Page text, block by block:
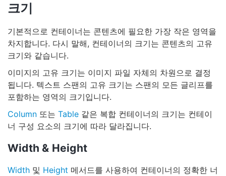
크기
기본적으로 컨테이너는 콘텐츠에 필요한 가장 작은 영역을
차지합니다. 다시 말해, 컨테이너의 크기는 콘텐츠의 고유
크기와 같습니다.
이미지의 고유 크기는 이미지 파일 자체의 차원으로 결정
됩니다. 텍스트 스팬의 고유 크기는 스팬의 모든 글리프를
포함하는 영역의 크기입니다.
Column 또는 Table 같은 복합 컨테이너의 크기는 컨테이
너 구성 요소의 크기에 따라 달라집니다.
Width & Height
Width 및 Height 메서드를 사용하여 컨테이너의 정확한 너